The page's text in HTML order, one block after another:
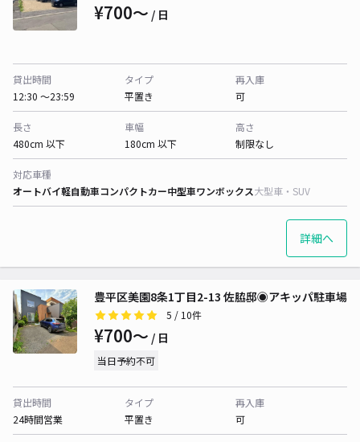
¥700〜 / 日
貸出時間
12:30 〜23:59
タイプ
平置き
再入庫
可
長さ
480cm 以下
車幅
180cm 以下
高さ
制限なし
対応車種
オートバイ軽自動車コンパクトカー中型車ワンボックス大型車・SUV
詳細へ
豊平区美園8条1丁目2-13 佐脇邸◉アキッパ駐車場
5 / 10件
¥700〜 / 日
当日予約不可
貸出時間
24時間営業
タイプ
平置き
再入庫
可